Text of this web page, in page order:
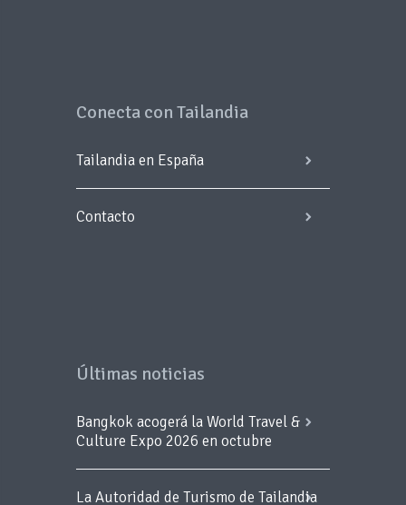
Conecta con Tailandia
Tailandia en España
Contacto
Últimas noticias
Bangkok acogerá la World Travel &
Culture Expo 2026 en octubre
La Autoridad de Turismo de Tailandia